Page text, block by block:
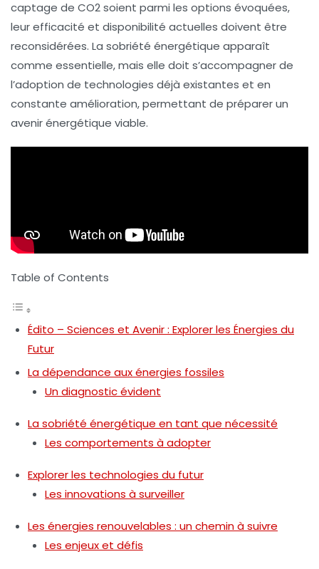
captage de CO2soient parmi les options évoquées,
leur efficacité et disponibilité actuelles doivent être
reconsidérées. La sobriété énergétique apparaît
comme essentielle, mais elle doit s’accompagner de
l’adoption de technologies déjà existantes et en
constante amélioration, permettant de préparer un
avenir énergétique viable.
Table of Contents
Édito – Sciences et Avenir : Explorer les Énergies du
Futur
La dépendance aux énergies fossiles
Un diagnostic évident
La sobriété énergétique en tant que nécessité
Les comportements à adopter
Explorer les technologies du futur
Les innovations à surveiller
Les énergies renouvelables : un chemin à suivre
Les enjeux et défis